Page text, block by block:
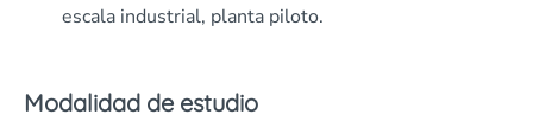
escala industrial, planta piloto.
Modalidad de estudio